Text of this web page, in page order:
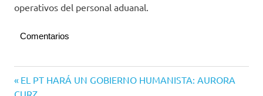
operativos del personal aduanal.
Comentarios
2021
Navegación
Entrada
anterior:
EL PT HARÁ UN GOBIERNO HUMANISTA: AURORA
CURZ